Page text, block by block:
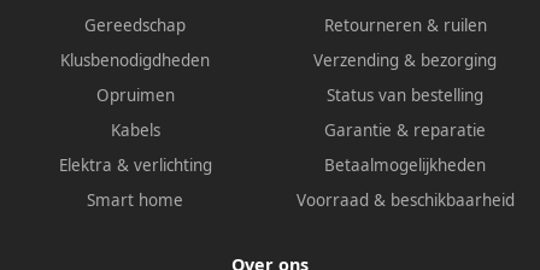
Gereedschap
Klusbenodigdheden
Opruimen
Kabels
Elektra & verlichting
Smart home
Retourneren & ruilen
Verzending & bezorging
Status van bestelling
Garantie & reparatie
Betaalmogelijkheden
Voorraad & beschikbaarheid
Over ons